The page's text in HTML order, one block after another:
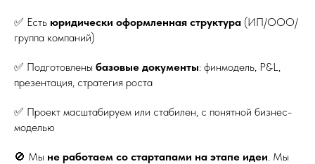
✅ Есть юридически оформленная структура (ИП/ООО/
группа компаний)
✅ Подготовлены базовые документы: финмодель, P&L,
презентация, стратегия роста
✅ Проект масштабируем или стабилен, с понятной бизнес-
моделью
🚫 Мы не работаем со стартапами на этапе идеи . Мы